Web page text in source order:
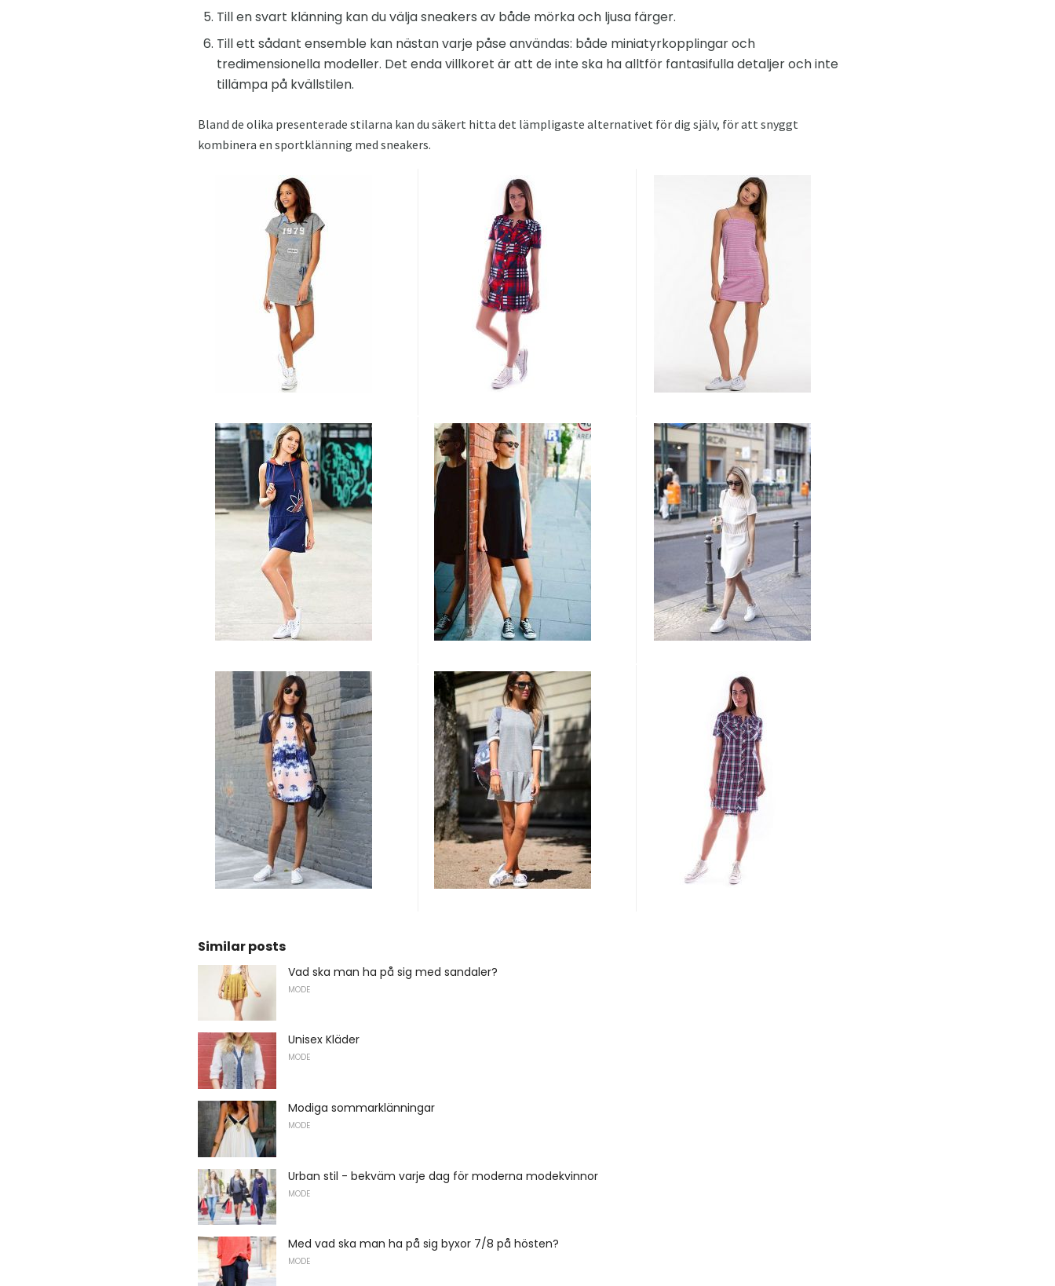
Till en svart klänning kan du välja sneakers av både mörka och ljusa färger.
Till ett sådant ensemble kan nästan varje påse användas: både miniatyrkopplingar och
tredimensionella modeller. Det enda villkoret är att de inte ska ha alltför fantasifulla detaljer och inte
tillämpa på kvällstilen.
Bland de olika presenterade stilarna kan du säkert hitta det lämpligaste alternativet för dig själv, för att snyggt
kombinera en sportklänning med sneakers.
Similar posts
Vad ska man ha på sig med sandaler?
MODE
Unisex Kläder
MODE
Modiga sommarklänningar
MODE
Urban stil - bekväm varje dag för moderna modekvinnor
MODE
Med vad ska man ha på sig byxor 7/8 på hösten?
MODE